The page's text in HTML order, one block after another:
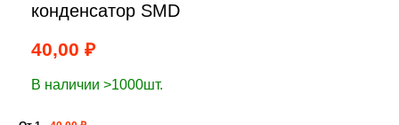
конденсатор SMD
40,00 ₽
В наличии >1000шт.